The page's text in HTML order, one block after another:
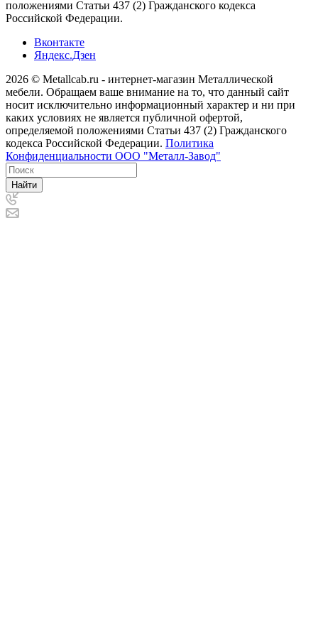
положениями Статьи 437 (2) Гражданского кодекса
Российской Федерации.
Вконтакте
Яндекс.Дзен
2026 © Metallcab.ru - интернет-магазин Металлической
мебели. Обращаем ваше внимание на то, что данный сайт
носит исключительно информационный характер и ни при
каких условиях не является публичной офертой,
определяемой положениями Статьи 437 (2) Гражданского
кодекса Российской Федерации. Политика
Конфиденциальности ООО "Металл-Завод"
Найти